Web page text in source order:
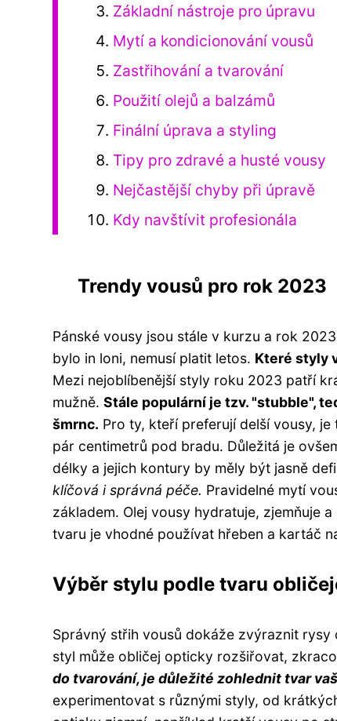
Základní nástroje pro úpravu
Mytí a kondicionování vousů
Zastřihování a tvarování
Použití olejů a balzámů
Finální úprava a styling
Tipy pro zdravé a husté vousy
Nejčastější chyby při úpravě
Kdy navštívit profesionála
Trendy vousů pro rok 2023
Pánské vousy jsou stále v kurzu a rok
bylo in loni, nemusí platit letos. Které styly
Mezi nejoblíbenější styly roku 2023 patří
mužně. Stále populární je tzv. "stubble",
šmrnc. Pro ty, kteří preferují delší vousy,
pár centimetrů pod bradu. Důležitá je
délky a jejich kontury by měly být jasně
klíčová i správná péče. Pravidelné mytí
základem. Olej vousy hydratuje, zjemňuje
tvaru je vhodné používat hřeben a kartáč
Výběr stylu podle tvaru
Správný střih vousů dokáže zvýraznit
styl může obličej opticky rozšiřovat,
do tvarování, je důležité zohlednit tvar
experimentovat s různými styly, od